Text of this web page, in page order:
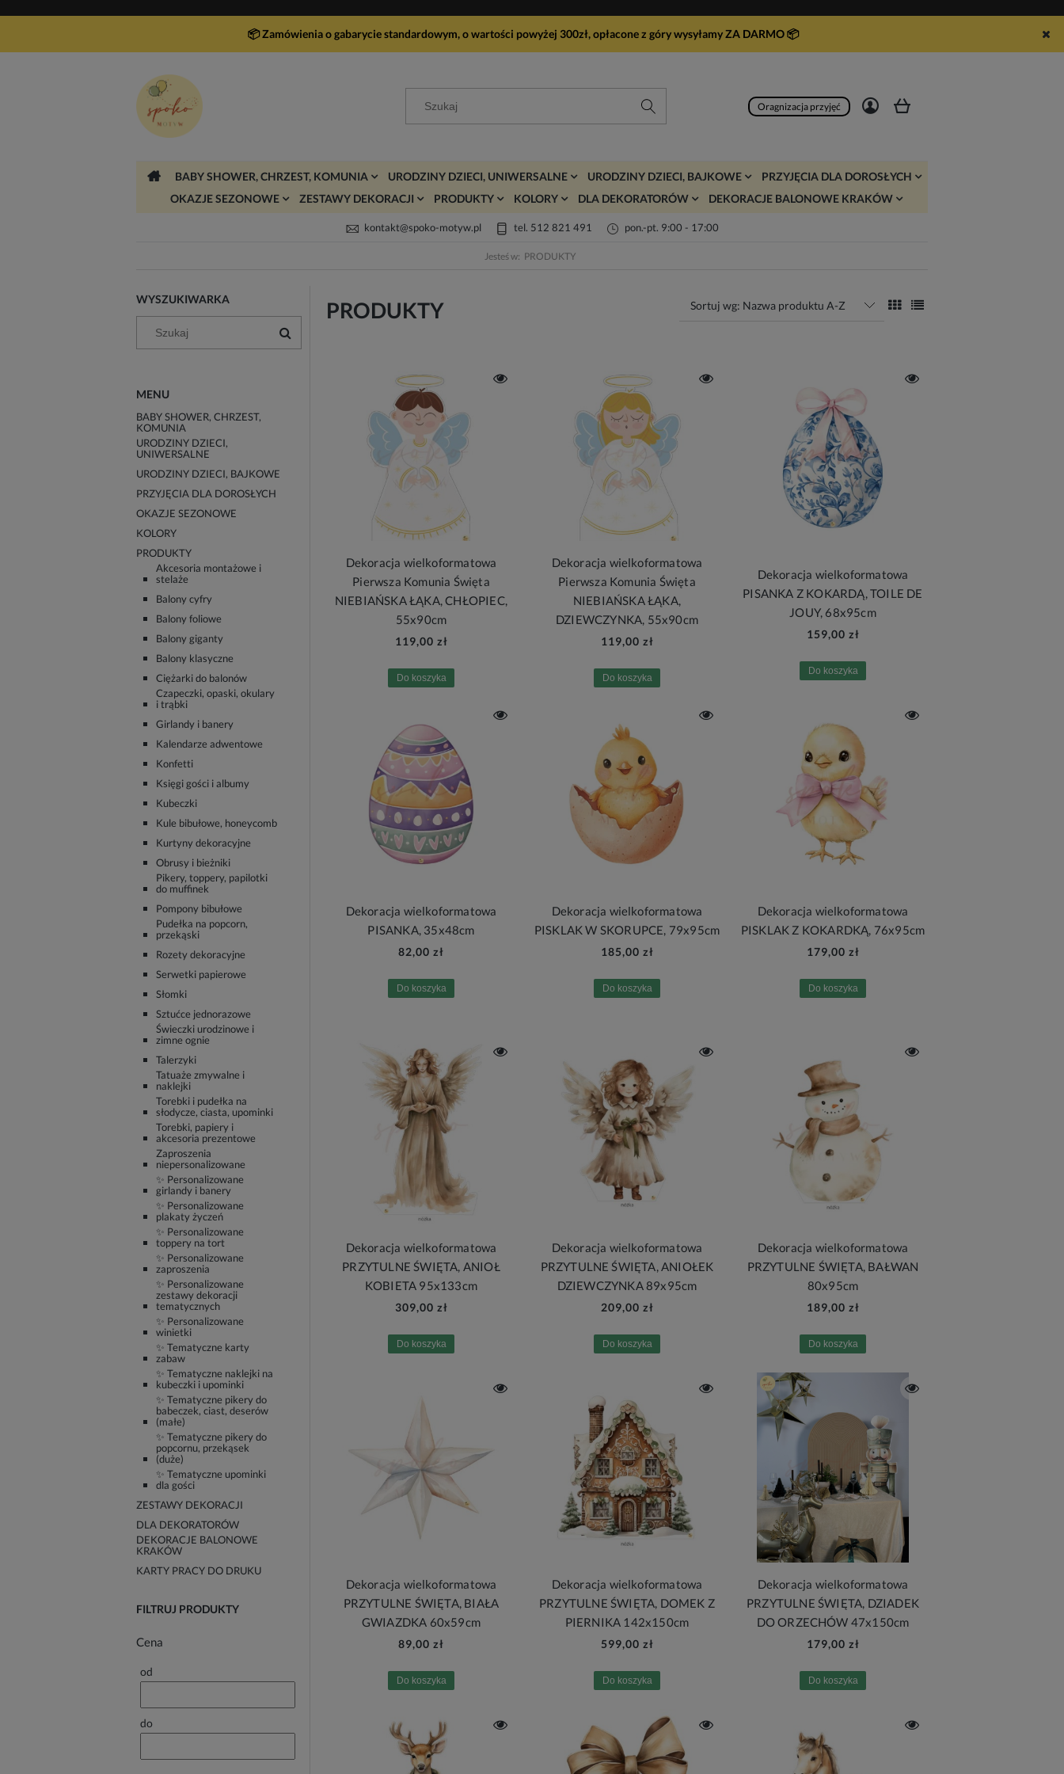
📦 Zamówienia o gabarycie standardowym, o wartości powyżej 300zł, opłacone z góry wysyłamy ZA DARMO📦
Oragnizacja przyjęć
BABY SHOWER, CHRZEST, KOMUNIA URODZINY DZIECI, UNIWERSALNE URODZINY DZIECI, BAJKOWE
PRZYJĘCIA DLA DOROSŁYCH
OKAZJE SEZONOWE
ZESTAWY DEKORACJI PRODUKTY KOLORY DLA DEKORATORÓW DEKORACJE BALONOWE KRAKÓW
kontakt@spoko-motyw.pl tel. 512 821 491 pon.-pt. 9:00 - 17:00
Jesteś w: PRODUKTY
WYSZUKIWARKA
MENU
BABY SHOWER, CHRZEST,
KOMUNIA
URODZINY DZIECI,
UNIWERSALNE
URODZINY DZIECI, BAJKOWE
PRZYJĘCIA DLA DOROSŁYCH
OKAZJE SEZONOWE
KOLORY
PRODUKTY
Akcesoria montażowe i
stelaże
Balony cyfry
Balony foliowe
Balony giganty
Balony klasyczne
Ciężarki do balonów
Czapeczki, opaski, okulary
i trąbki
Girlandy i banery
Kalendarze adwentowe
Konfetti
Księgi gości i albumy
Kubeczki
Kule bibułowe, honeycomb
Kurtyny dekoracyjne
Obrusy i bieżniki
Pikery, toppery, papilotki
do muffinek
Pompony bibułowe
Pudełka na popcorn,
przekąski
Rozety dekoracyjne
Serwetki papierowe
Słomki
Sztućce jednorazowe
Świeczki urodzinowe i
zimne ognie
Talerzyki
Tatuaże zmywalne i
naklejki
Torebki i pudełka na
słodycze, ciasta, upominki
Torebki, papiery i
akcesoria prezentowe
Zaproszenia
niepersonalizowane
✨ Personalizowane
girlandy i banery
✨ Personalizowane
plakaty życzeń
✨ Personalizowane
toppery na tort
✨ Personalizowane
zaproszenia
✨ Personalizowane
zestawy dekoracji
tematycznych
✨ Personalizowane
winietki
✨ Tematyczne karty
zabaw
✨ Tematyczne naklejki na
kubeczki i upominki
✨ Tematyczne pikery do
babeczek, ciast, deserów
(małe)
✨ Tematyczne pikery do
popcornu, przekąsek
(duże)
✨ Tematyczne upominki
dla gości
ZESTAWY DEKORACJI
DLA DEKORATORÓW
DEKORACJE BALONOWE
KRAKÓW
KARTY PRACY DO DRUKU
FILTRUJ PRODUKTY
Cena
od
do
PRODUKTY Sortuj wg: Nazwa produktu A-Z
Dekoracja wielkoformatowa
Pierwsza Komunia Święta
NIEBIAŃSKA ŁĄKA, CHŁOPIEC,
55x90cm
119,00 zł
Do koszyka
Dekoracja wielkoformatowa
Pierwsza Komunia Święta
NIEBIAŃSKA ŁĄKA,
DZIEWCZYNKA, 55x90cm
119,00 zł
Do koszyka
Dekoracja wielkoformatowa
PISANKA Z KOKARDĄ, TOILE DE
JOUY, 68x95cm
159,00 zł
Do koszyka
Dekoracja wielkoformatowa
PISANKA, 35x48cm
82,00 zł
Do koszyka
Dekoracja wielkoformatowa
PISKLAK W SKORUPCE, 79x95cm
185,00 zł
Do koszyka
Dekoracja wielkoformatowa
PISKLAK Z KOKARDKĄ, 76x95cm
179,00 zł
Do koszyka
Dekoracja wielkoformatowa
PRZYTULNE ŚWIĘTA, ANIOŁ
KOBIETA 95x133cm
309,00 zł
Do koszyka
Dekoracja wielkoformatowa
PRZYTULNE ŚWIĘTA, ANIOŁEK
DZIEWCZYNKA 89x95cm
209,00 zł
Do koszyka
Dekoracja wielkoformatowa
PRZYTULNE ŚWIĘTA, BAŁWAN
80x95cm
189,00 zł
Do koszyka
Dekoracja wielkoformatowa
PRZYTULNE ŚWIĘTA, BIAŁA
GWIAZDKA 60x59cm
89,00 zł
Do koszyka
Dekoracja wielkoformatowa
PRZYTULNE ŚWIĘTA, DOMEK Z
PIERNIKA 142x150cm
599,00 zł
Do koszyka
Dekoracja wielkoformatowa
PRZYTULNE ŚWIĘTA, DZIADEK
DO ORZECHÓW 47x150cm
179,00 zł
Do koszyka